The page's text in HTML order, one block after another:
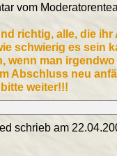
vom
richtig, alle, die
schwierig es sein
wenn man
Abschluss neu
weiter!!!
schrieb am